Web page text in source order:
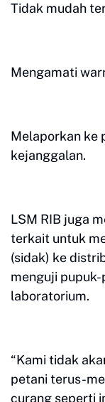
Tidak mudah
Mengamati
Melaporkan ke
kejanggalan.
LSM RIB juga
terkait untuk
(sidak) ke
menguji
laboratorium.
“Kami tidak
petani terus-
curang seperti